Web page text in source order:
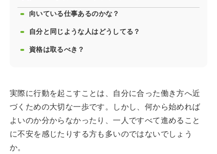
向いている仕事あるのかな？
自分と同じような人はどうしてる？
資格は取るべき？
実際に行動を起こすことは、自分に合った働き方へ近
づくための大切な一歩です。しかし、何から始めれば
よいのか分からなかったり、一人ですべて進めること
に不安を感じたりする方も多いのではないでしょう
か。